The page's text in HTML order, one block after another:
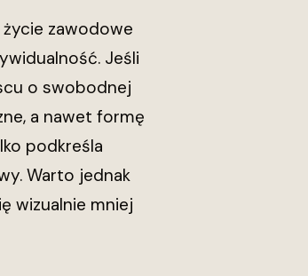
zawodowe
Jeśli
o swobodnej
a nawet formę
podkreśla
Warto jednak
wizualnie mniej